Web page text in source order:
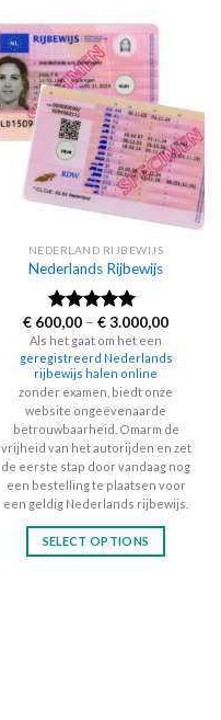
NEDERLAND RIJBEWIJS
Nederlands Rijbewijs
Rated4.60
out of 5
€ 600,00 – €3.000,00Price
through
Als het gaat om het een
geregistreerd Nederlands
rijbewijs halen online
zonder examen, biedt onze
website ongeëvenaarde
betrouwbaarheid. Omarm de
vrijheid van het autorijden en zet
de eerste stap door vandaag nog
een bestelling te plaatsen voor
een geldig Nederlands rijbewijs.
SELECT OPTIONS